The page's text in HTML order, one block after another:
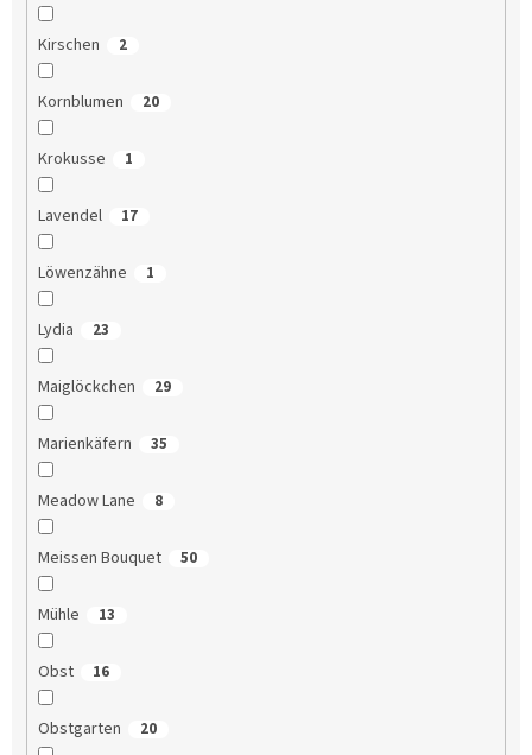
Kirschen 2
Kornblumen 20
Krokusse 1
Lavendel 17
Löwenzähne 1
Lydia 23
Maiglöckchen 29
Marienkäfern 35
Meadow Lane 8
Meissen Bouquet 50
Mühle 13
Obst 16
Obstgarten 20